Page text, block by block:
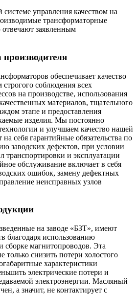
управления качеством на
трансформаторные
заявленным
производителя
обеспечивает качество
соблюдения всех
на производстве, использования
материалов, тщательного
этапе и предоставления
изделия. Мы постоянно
и улучшаем качество нашей
себя гарантийные обязательства по
заводских дефектов, при условии
транспортировки и эксплуатации
обслуживание включает в себя
ошибок, замену дефектных
неисправных узлов
на заводе «БЗТ», имеют
благодаря использованию
сборке магнитопроводов. Эта
только снизить потери холостого
характеристики
электрические потери и
электроэнергии. Масляный
а значит, не контактирует с